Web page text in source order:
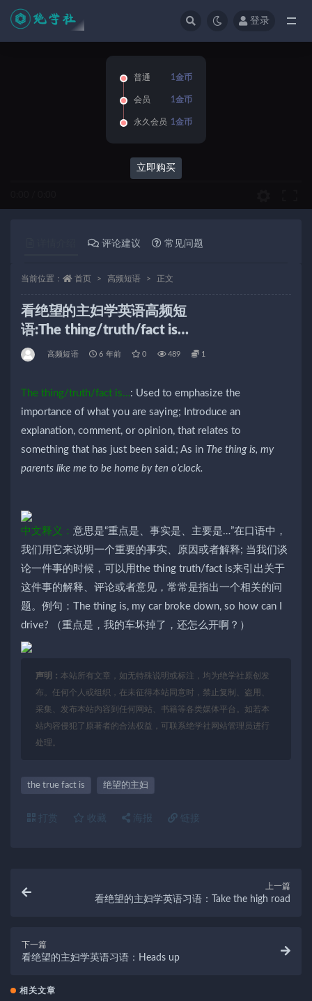
登录
普通 1金币
会员 1金币
永久会员 1金币
立即购买
评论建议 常见问题
当前位置： 首页 高频短语 正文
看绝望的主妇学英语高频短
语:The thing/truth/fact is…
高频短语 6 年前 0 489 1
The thing/truth/fact is…: Used to emphasize the
importance of what you are saying; Introduce an
explanation, comment, or opinion, that relates to
something that has just been said.; As in The thing is, my
parents like me to be home by ten o’clock.
中文释义： 意思是“重点是、事实是、主要是…”在口语中，
我们用它来说明一个重要的事实、原因或者解释; 当我们谈
论一件事的时候，可以用the thing truth/fact is来引出关于
这件事的解释、评论或者意见，常常是指出一个相关的问
题。例句：The thing is, my car broke down, so how can I
drive? （重点是，我的车坏掉了，还怎么开啊？）
声明： 本站所有文章，如无特殊说明或标注，均为绝学社原创发
布。任何个人或组织，在未征得本站同意时，禁止复制、盗用、
采集、发布本站内容到任何网站、书籍等各类媒体平台。如若本
站内容侵犯了原著者的合法权益，可联系绝学社网站管理员进行
处理。
the true fact is 绝望的主妇
打赏 收藏 海报 链接
上一篇
看绝望的主妇学英语习语：Take the high road
下一篇
看绝望的主妇学英语习语：Heads up
相关文章